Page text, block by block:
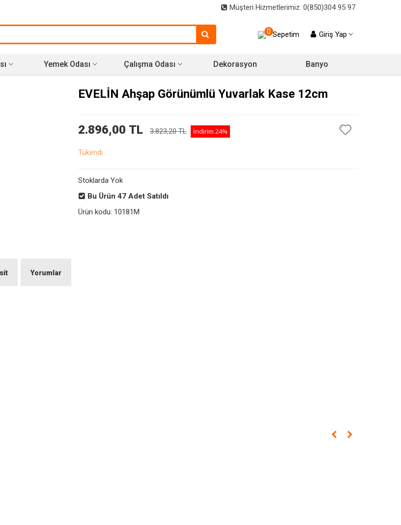
Müşteri Hizmetlerimiz: 0(850)304 95 97
0 Sepetim Giriş Yap
Yemek Odası Çalışma Odası Dekorasyon Banyo
EVELİN Ahşap Görünümlü Yuvarlak Kase 12cm
2.896,00 TL 3.823,20 TL İndirim 24%
Tükendi
Stoklarda Yok
Bu Ürün 47 Adet Satıldı
Ürün kodu: 10181M
Yorumlar